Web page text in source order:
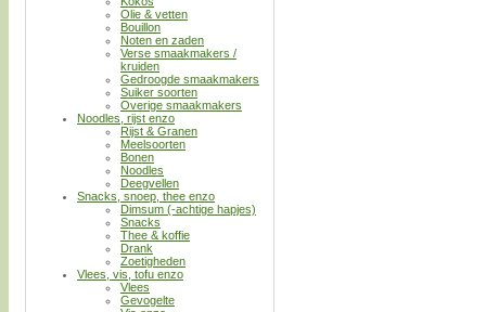
Olie & vetten
Bouillon
Noten en zaden
Verse smaakmakers /
kruiden
Gedroogde smaakmakers
Suiker soorten
Overige smaakmakers
Noodles, rijst enzo
Rijst & Granen
Meelsoorten
Bonen
Noodles
Deegvellen
Snacks, snoep, thee enzo
Dimsum (-achtige hapjes)
Snacks
Thee & koffie
Drank
Zoetigheden
Vlees, vis, tofu enzo
Vlees
Gevogelte